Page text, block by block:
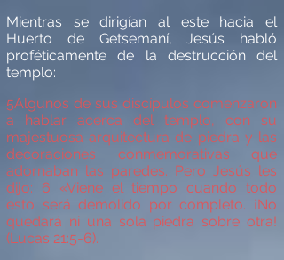
Mientras se dirigían al este hacia el
Huerto de Getsemaní, Jesús habló
proféticamente de la destrucción del
templo:
5Algunos de sus discípulos comenzaron
a hablar acerca del templo, con su
majestuosa arquitectura de piedra y las
decoraciones conmemorativas que
adornaban las paredes. Pero Jesús les
dijo: 6 «Viene el tiempo cuando todo
esto serádemolido por completo. ¡No
quedará ni una sola piedra sobre otra!
(Lucas 21:5-6).